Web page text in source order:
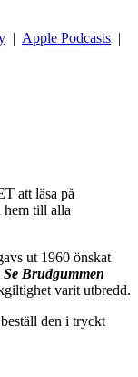
| Apple Podcasts |
att läsa på
hem till alla
ut 1960 önskat
Se Brudgummen
varit utbredd.
den i tryckt